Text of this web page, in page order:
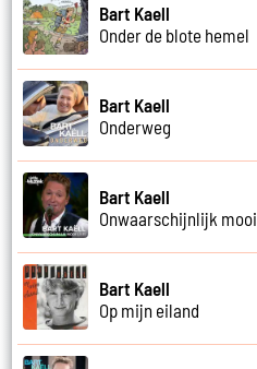
Bart Kaell
Onder de blote hemel
Bart Kaell
Onderweg
Bart Kaell
Onwaarschijnlijk mooi
Bart Kaell
Op mijn eiland